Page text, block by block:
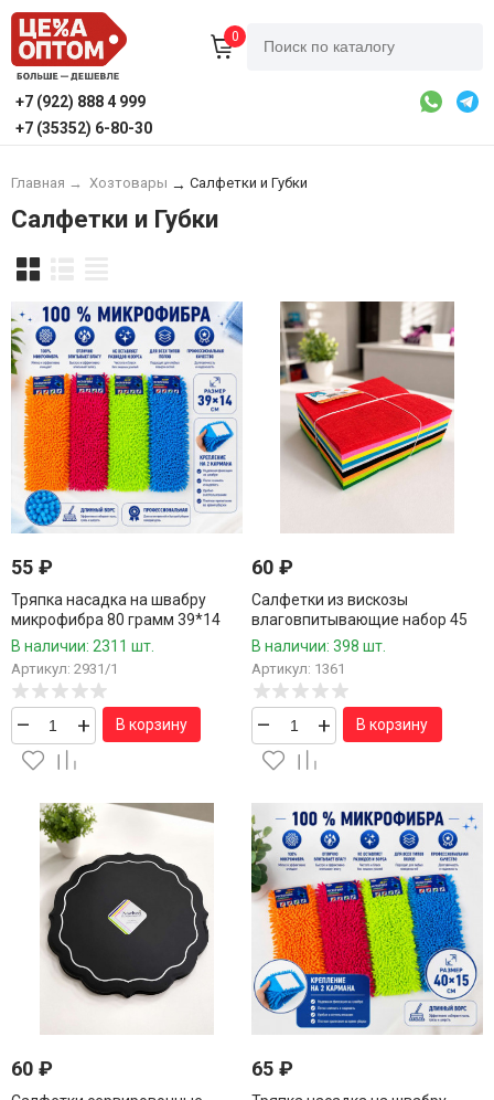
0
+7 (922) 888 4 999
+7 (35352) 6-80-30
Главная → Хозтовары → Салфетки и Губки
Салфетки и Губки
55 ₽
Тряпка насадка на швабру
микрофибра 80 грамм 39*14
см.1 шт./240 шт.коробка/
В наличии: 2311 шт.
Артикул: 2931/1
– + В корзину
60₽
Салфетки из вискозы
влаговпитывающие набор 45
шт.15*15 см.
В наличии: 398 шт.
Артикул: 1361
– + В корзину
60 ₽ 65₽